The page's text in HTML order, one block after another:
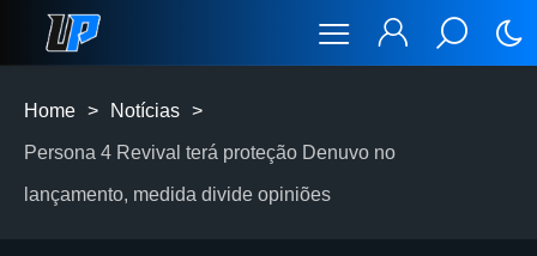
Home > Notícias >
Persona 4 Revival terá proteção Denuvo no
lançamento, medida divide opiniões